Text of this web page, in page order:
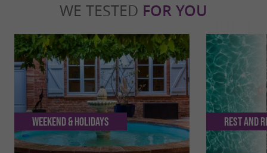
WE TESTED FOR YOU
Weekend & Holidays Rest and